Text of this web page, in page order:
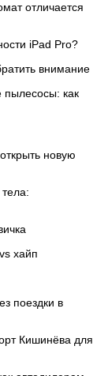
отличается
iPad Pro?
внимание
как
новую
хайп
поездки в
Кишинёва для